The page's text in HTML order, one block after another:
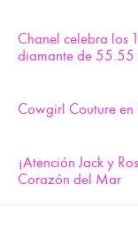
Chanel celebra los
diamante de 55.55
Cowgirl Couture
¡Atención Jack y
Corazón del Mar